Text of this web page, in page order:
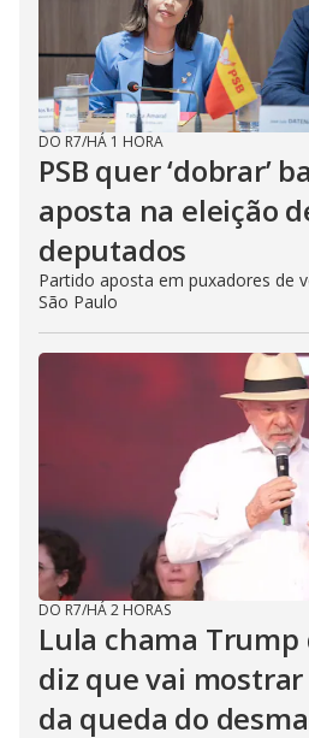
DO R7/HÁ 1 HORA
PSB quer ‘dobrar’
aposta na eleição
deputados
Partido aposta em puxadores de
São Paulo
DO R7/HÁ 2 HORAS
Lula chama Trump
diz que vai mostrar
da queda do